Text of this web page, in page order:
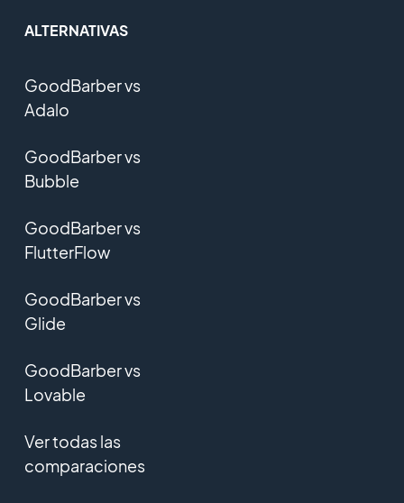
ALTERNATIVAS
GoodBarber vs
Adalo
GoodBarber vs
Bubble
GoodBarber vs
FlutterFlow
GoodBarber vs
Glide
GoodBarber vs
Lovable
Ver todas las
comparaciones